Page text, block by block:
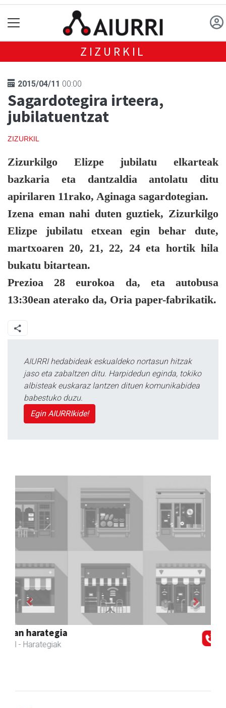
ZIZURKIL
2015/04/11 00:00
Sagardotegira irteera,
jubilatuentzat
ZIZURKIL
Zizurkilgo Elizpe jubilatu elkarteak
bazkaria eta dantzaldia antolatu ditu
apirilaren 11rako, Aginaga sagardotegian.
Izena eman nahi duten guztiek, Zizurkilgo
Elizpe jubilatu etxean egin behar dute,
martxoaren 20, 21, 22, 24 eta hortik hila
bukatu bitartean.
Prezioa 28 eurokoa da, eta autobusa
13:30ean aterako da, Oria paper-fabrikatik.
AIURRI hedabideak eskualdeko nortasun hitzak
jaso eta zabaltzen ditu. Harpidedun eginda, tokiko
albisteak euskaraz lantzen dituen komunikabidea
babestuko duzu.
Egin AIURRIkide!
Zubeldia arrain eta mariskoa
Zizurkil - Arrandegiak
Previous Next